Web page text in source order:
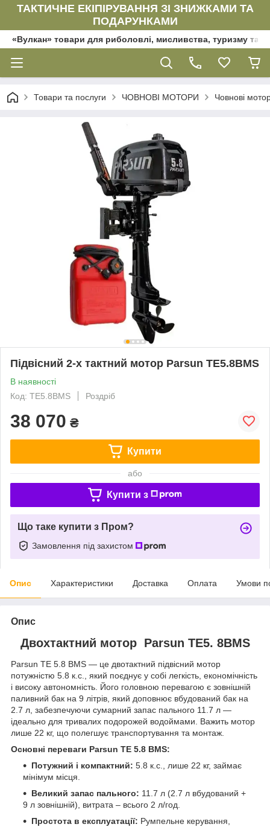
ТАКТИЧНЕ ЕКІПІРУВАННЯ ЗІ ЗНИЖКАМИ ТА
ПОДАРУНКАМИ
«Вулкан» товари для риболовлі, мисливства, туризму та
Товари та послуги ЧОВНОВІ МОТОРИ Човнові
Підвісний 2-х тактний мотор Parsun TE5.8BMS
В наявності
Код: TE5.8BMS
Роздріб
38 070 ₴
Купити
або
Купити з
Що таке купити з Пром?
Замовлення під захистом
Опис Характеристики Доставка Оплата Умови
Опис
Двохтактний мотор Parsun TE5. 8BMS
Parsun TE 5.8 BMS — це двотактний підвісний мотор
потужністю 5.8 к.с., який поєднує у собі легкість, економічність
і високу автономність. Його головною перевагою є зовнішній
паливний бак на 9 літрів, який доповнює вбудований бак на
2.7 л, забезпечуючи сумарний запас пального 11.7 л —
ідеально для тривалих подорожей водоймами. Важить мотор
лише 22 кг, що полегшує транспортування та монтаж.
Основні переваги Parsun TE 5.8 BMS:
Потужний і компактний: 5.8 к.с., лише 22 кг, займає
мінімум місця.
Великий запас пального: 11.7 л (2.7 л вбудований +
9 л зовнішній), витрата – всього 2 л/год.
Простота в експлуатації: Румпельне керування,